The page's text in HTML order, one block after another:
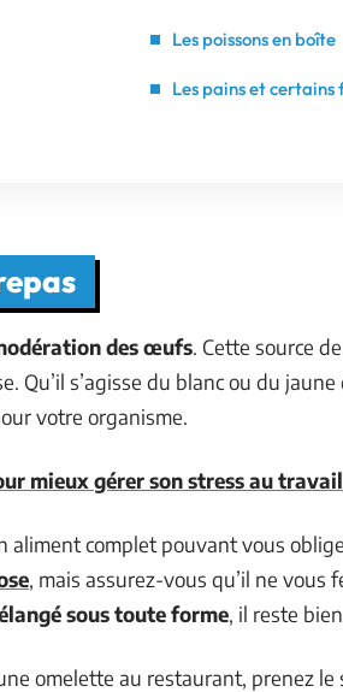
Les poissons en boîte
Les pains et certains
des œufs. Cette source
Qu’il s’agisse du blanc ou du
votre organisme.
mieux gérer son stress au travail
aliment complet pouvant vous
, mais assurez-vous qu’il ne vous
sous toute forme, il reste
omelette au restaurant, prenez le